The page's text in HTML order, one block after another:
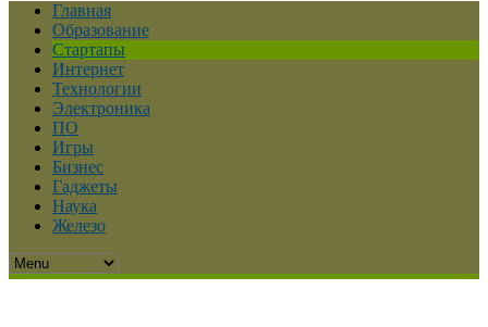
Главная
Образование
Стартапы
Интернет
Технологии
Электроника
ПО
Игры
Бизнес
Гаджеты
Наука
Железо